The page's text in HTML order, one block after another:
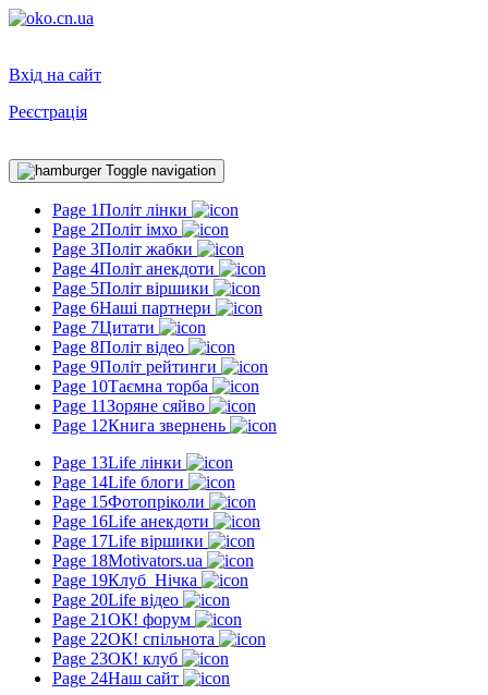
Вхід на сайт
Реєстрація
Toggle navigation
Page 1Політ лінки
Page 2Політ імхо
Page 3Політ жабки
Page 4Політ анекдоти
Page 5Політ віршики
Page 6Наші партнери
Page 7Цитати
Page 8Політ відео
Page 9Політ рейтинги
Page 10Таємна торба
Page 11Зоряне сяйво
Page 12Книга звернень
Page 13Life лінки
Page 14Life блоги
Page 15Фотопріколи
Page 16Life анекдоти
Page 17Life віршики
Page 18Motivators.ua
Page 19Клуб_Нічка
Page 20Life відео
Page 21ОК! форум
Page 22ОК! спільнота
Page 23ОК! клуб
Page 24Наш сайт